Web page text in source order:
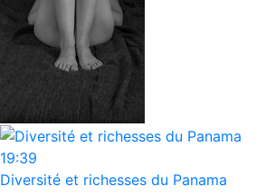
19:39
Diversité et richesses du Panama